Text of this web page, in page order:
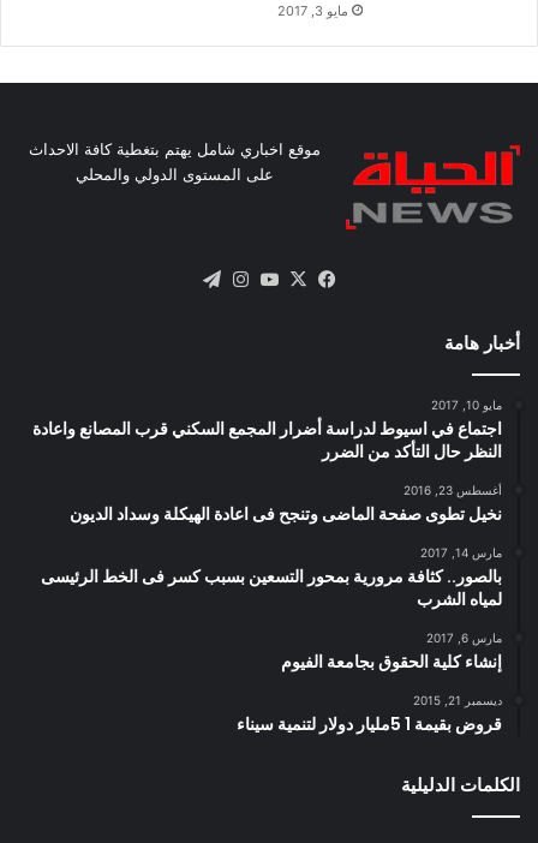
مايو 3, 2017
موقع اخباري شامل يهتم بتغطية كافة الاحداث
على المستوى الدولي والمحلي
فيسبوك
X يوتيوبانستقرام
أخبار هامة
مايو 10, 2017
اجتماع في اسيوط لدراسة أضرار المجمع السكني قرب المصانع واعادة
النظر حال التأكد من الضرر
أغسطس 23, 2016
نخيل تطوى صفحة الماضى وتنجح فى اعادة الهيكلة وسداد الديون
مارس 14, 2017
بالصور.. كثافة مرورية بمحور التسعين بسبب كسر فى الخط الرئيسى
لمياه الشرب
مارس 6, 2017
إنشاء كلية الحقوق بجامعة الفيوم
ديسمبر 21, 2015
قروض بقيمة 1 5مليار دولار لتنمية سيناء
الكلمات الدليلية